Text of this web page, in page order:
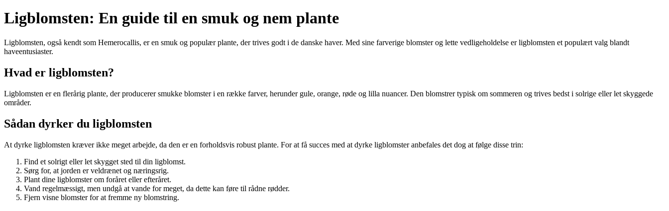
Ligblomsten: En guide til en smuk og nem plante
Ligblomsten, også kendt som Hemerocallis, er en smuk og populær plante, der trives godt i de danske haver. Med sine farverige blomster og lette vedligeholdelse er ligblomsten et populært valg blandt
haveentusiaster.
Hvad er ligblomsten?
Ligblomsten er en flerårig plante, der producerer smukke blomster i en række farver, herunder gule, orange, røde og lilla nuancer. Den blomstrer typisk om sommeren og trives bedst i solrige eller let skyggede
områder.
Sådan dyrker du ligblomsten
At dyrke ligblomsten kræver ikke meget arbejde, da den er en forholdsvis robust plante. For at få succes med at dyrke ligblomster anbefales det dog at følge disse trin:
Find et solrigt eller let skygget sted til din ligblomst.
Sørg for, at jorden er veldrænet og næringsrig.
Plant dine ligblomster om foråret eller efteråret.
Vand regelmæssigt, men undgå at vande for meget, da dette kan føre til rådne rødder.
Fjern visne blomster for at fremme ny blomstring.